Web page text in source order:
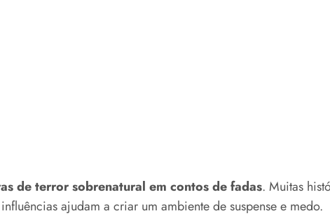
de terror sobrenatural em contos de fadas. Muitas
ajudam a criar um ambiente de suspense e medo.